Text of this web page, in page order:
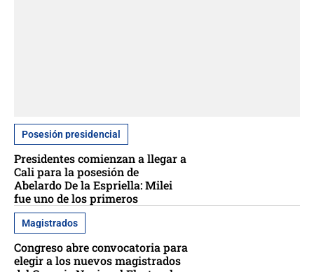
Posesión presidencial
Presidentes comienzan a llegar a
Cali para la posesión de
Abelardo De la Espriella: Milei
fue uno de los primeros
Magistrados
Congreso abre convocatoria para
elegir a los nuevos magistrados